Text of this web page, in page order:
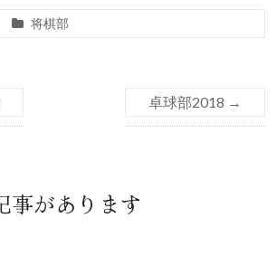
将棋部
卓球部2018 →
事があります